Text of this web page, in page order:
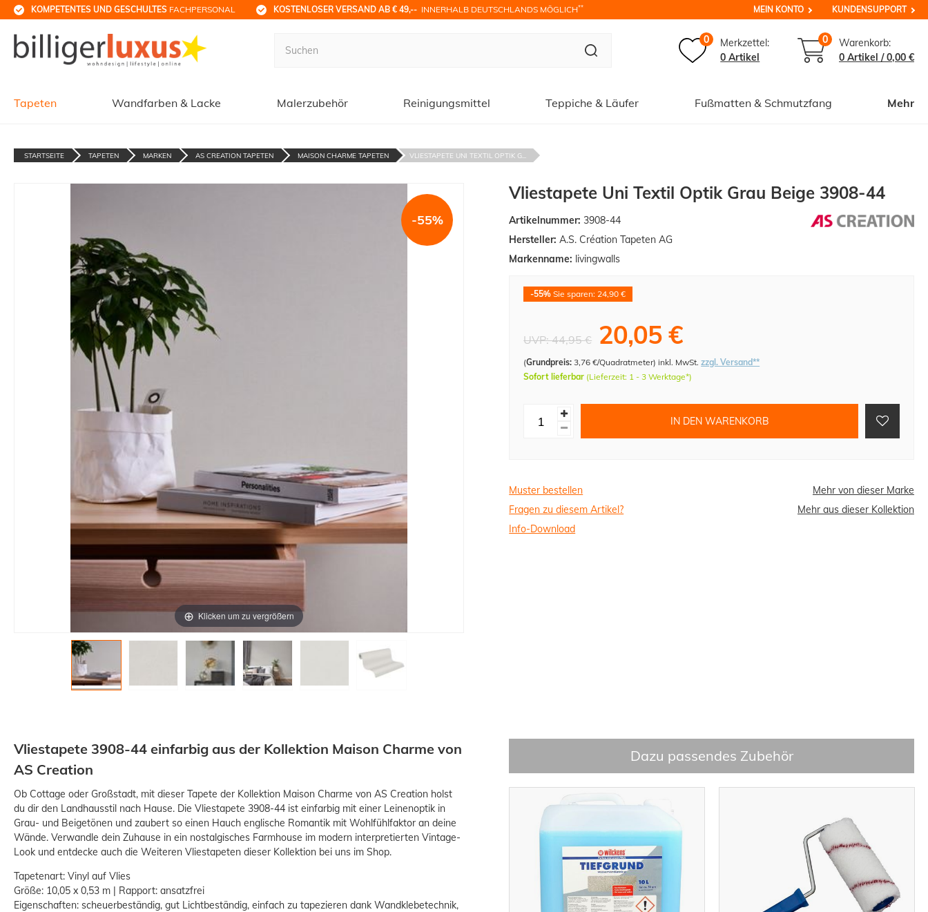
KOMPETENTES UND GESCHULTES FACHPERSONAL KOSTENLOSER VERSAND AB € 49,-- INNERHALB DEUTSCHLANDS MÖGLICH** MEIN KONTO KUNDENSUPPORT
0
Merkzettel:
0 Artikel
0
Warenkorb:
0 Artikel /0,00 €
Tapeten Wandfarben & Lacke Malerzubehör Reinigungsmittel Teppiche & Läufer Fußmatten & Schmutzfang Mehr
STARTSEITE TAPETEN MARKEN AS CREATION TAPETEN MAISON CHARME TAPETEN VLIESTAPETE UNI TEXTIL OPTIK G...
Klicken um zu vergrößern
-55%
Vliestapete Uni Textil Optik Grau Beige 3908-44
Artikelnummer: 3908-44
Hersteller: A.S. Création Tapeten AG
Markenname: livingwalls
-55% Sie sparen: 24,90 €
UVP:44,95 € 20,05 €
(Grundpreis: 3,76 €/Quadratmeter)inkl. MwSt.zzgl. Versand**
Sofort lieferbar (Lieferzeit: 1 - 3 Werktage*)
IN DEN WARENKORB
Muster bestellen
Mehr von dieser Marke
Fragen zu diesem Artikel?
Mehr aus dieser Kollektion
Info-Download
Vliestapete 3908-44 einfarbig aus der Kollektion Maison Charme von
AS Creation
Ob Cottage oder Großstadt, mit dieser Tapete der Kollektion Maison Charme von AS Creation holst
du dir den Landhausstil nach Hause. Die Vliestapete 3908-44 ist einfarbig mit einer Leinenoptik in
Grau- und Beigetönen und zaubert so einen Hauch englische Romantik mit Wohlfühlfaktor an deine
Wände. Verwandle dein Zuhause in ein nostalgisches Farmhouse im modern interpretierten Vintage-
Look und entdecke auch die Weiteren Vliestapeten dieser Kollektion bei uns im Shop.
Tapetenart: Vinyl auf Vlies
Größe: 10,05 x 0,53 m | Rapport: ansatzfrei
Eigenschaften: scheuerbeständig, gut Lichtbeständig, einfach zu tapezieren dank Wandklebetechnik,
Dazu passendes Zubehör